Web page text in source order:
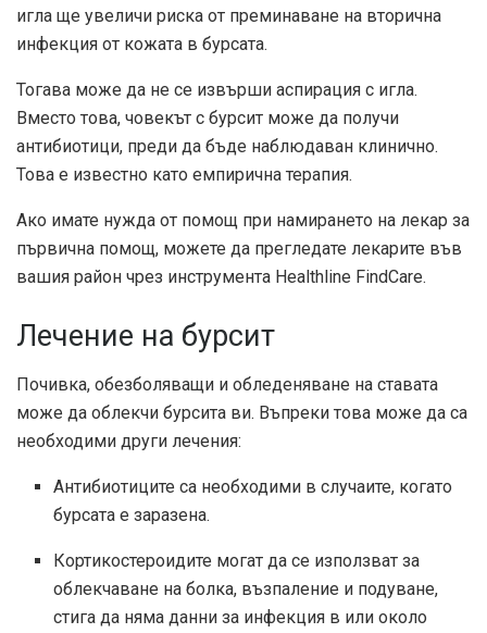
игла ще увеличи риска от преминаване на вторична
инфекция от кожата в бурсата.
Тогава може да не се извърши аспирация с игла.
Вместо това, човекът с бурсит може да получи
антибиотици, преди да бъде наблюдаван клинично.
Това е известно като емпирична терапия.
Ако имате нужда от помощ при намирането на лекар за
първична помощ, можете да прегледате лекарите във
вашия район чрез инструмента Healthline FindCare.
Лечение на бурсит
Почивка, обезболяващи и обледеняване на ставата
може да облекчи бурсита ви. Въпреки това може да са
необходими други лечения:
Антибиотиците са необходими в случаите, когато
бурсата е заразена.
Кортикостероидите могат да се използват за
облекчаване на болка, възпаление и подуване,
стига да няма данни за инфекция в или около